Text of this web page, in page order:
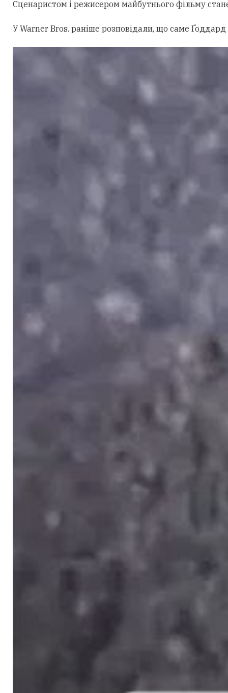
Сценаристом і режисером майбутнього фільму
У Warner Bros. раніше розповідали, що саме